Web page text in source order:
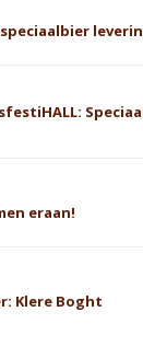
eraan!
Klere Boght